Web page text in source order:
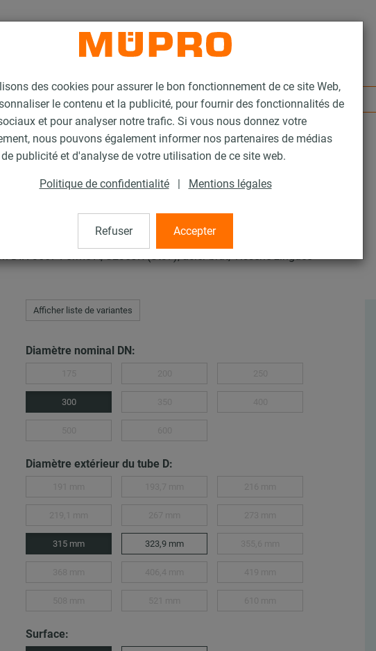
des cookies pour assurer le bon fonctionnement de ce site Web,
le contenu et la publicité, pour fournir des fonctionnalités de
et pour analyser notre trafic. Si vous nous donnez votre
nous pouvons également informer nos partenaires de médias
publicité et d'analyse de votre utilisation de ce site web.
Politique de confidentialité | Mentions légales
Refuser Accepter
pour supports lourds Patin type DS-2
DIN 3567 Forme A, S235JR (St37), acier brut, Visserie zinguée
Afficher liste de variantes
Diamètre nominal DN:
300
Diamètre extérieur du tube D:
315 mm 323,9 mm
Surface: